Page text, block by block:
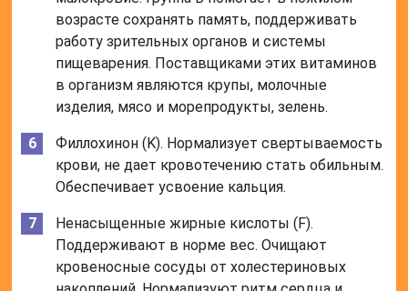
возрасте сохранять память, поддерживать
работу зрительных органов и системы
пищеварения. Поставщиками этих витаминов
в организм являются крупы, молочные
изделия, мясо и морепродукты, зелень.
Филлохинон (K). Нормализует свертываемость
крови, не дает кровотечению стать обильным.
Обеспечивает усвоение кальция.
Ненасыщенные жирные кислоты (F).
Поддерживают в норме вес. Очищают
кровеносные сосуды от холестериновых